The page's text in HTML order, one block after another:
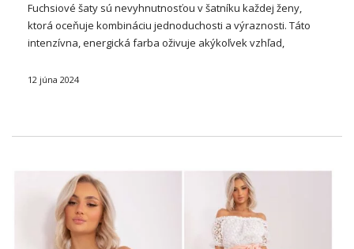
Fuchsiové šaty sú nevyhnutnosťou v šatníku každej ženy,
ktorá oceňuje kombináciu jednoduchosti a výraznosti. Táto
intenzívna, energická farba oživuje akýkoľvek vzhľad,
všestrannému strihu sú základné šaty v odtieni fuchsie
12 júna 2024